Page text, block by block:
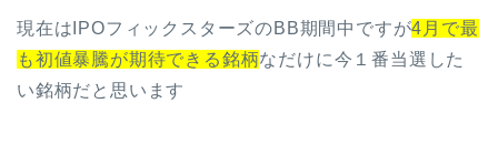
現在はIPOフィックスターズのBB期間中ですが4月で最
も初値暴騰が期待できる銘柄なだけに今１番当選した
い銘柄だと思います